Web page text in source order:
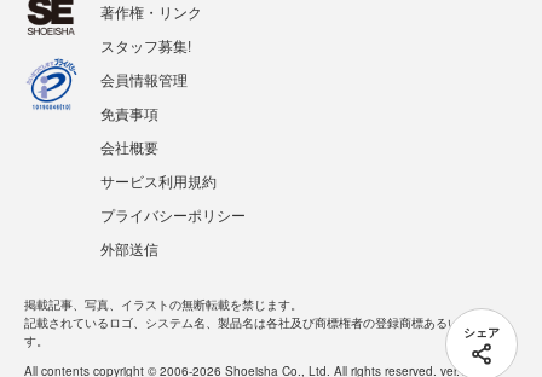
シェア
著作権・リンク
スタッフ募集!
会員情報管理
免責事項
会社概要
サービス利用規約
プライバシーポリシー
外部送信
掲載記事、写真、イラストの無断転載を禁じます。
記載されているロゴ、システム名、製品名は各社及び商標権者の登録商標あるいは商標で
す。
All contents copyright © 2006-2026 Shoeisha Co., Ltd. All rights reserved. ver.1.5